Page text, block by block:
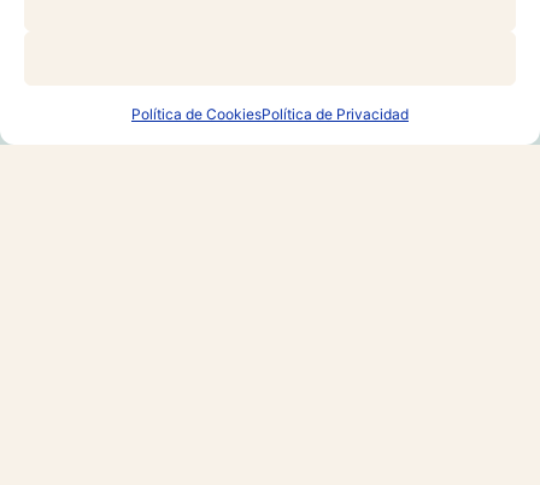
Política de CookiesPolítica de Privacidad